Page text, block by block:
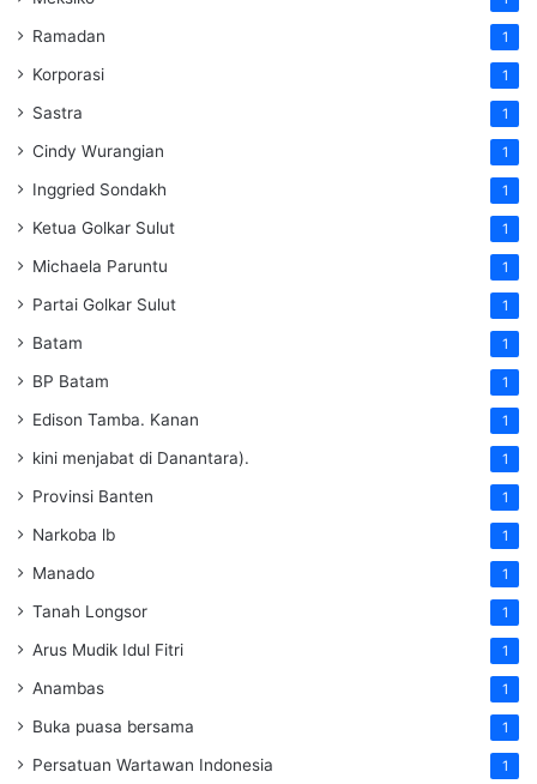
Ramadan 1
Korporasi 1
Sastra 1
Cindy Wurangian 1
Inggried Sondakh 1
Ketua Golkar Sulut 1
Michaela Paruntu 1
Partai Golkar Sulut 1
Batam 1
BP Batam 1
Edison Tamba. Kanan 1
kini menjabat di Danantara). 1
Provinsi Banten 1
Narkoba lb 1
Manado 1
Tanah Longsor 1
Arus Mudik Idul Fitri 1
Anambas 1
Buka puasa bersama 1
Persatuan Wartawan Indonesia 1